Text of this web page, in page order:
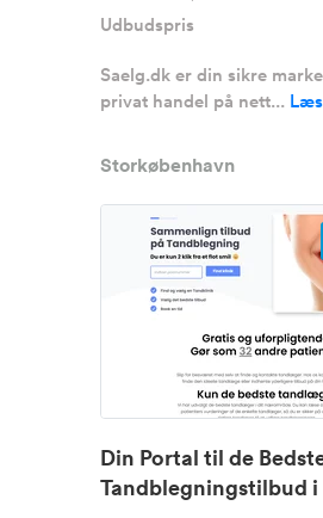
Udbudspris
Saelg.dk er din sikre
privat handel på nett...
Storkøbenhavn
Din Portal til de
Tandblegningstilbud i